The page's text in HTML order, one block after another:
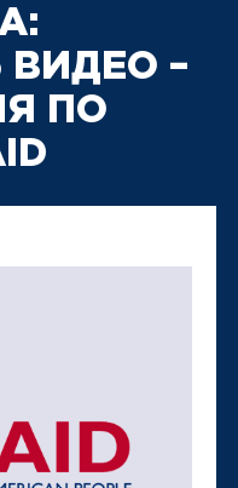
–
ПО